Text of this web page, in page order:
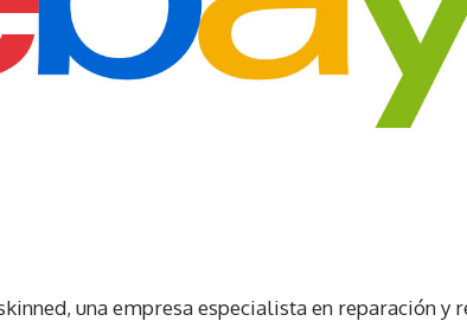
una empresa especialista en reparación y